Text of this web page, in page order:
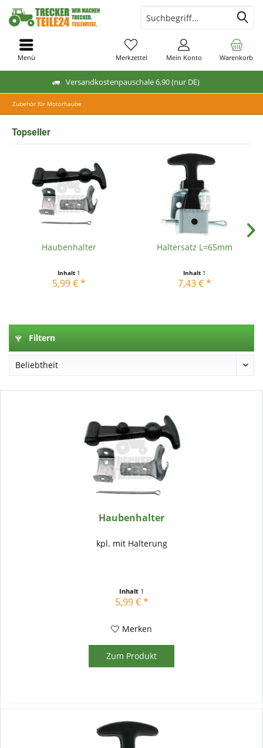
Versandkostenpauschale 6,90 (nur DE)
Warenkorb
Merkzettel Mein Konto
Menü
Zubehör für Motorhaube
Topseller
Haubenhalter
Inhalt 1
5,99 € *
Haltersatz L=65mm
Inhalt 1
7,43 € *
Filtern
Haubenhalter
kpl. mit Halterung
Inhalt 1
5,99 € *
Merken
Zum Produkt